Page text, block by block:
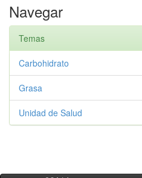
Navegar
Temas
Carbohidrato
Grasa
Unidad de Salud